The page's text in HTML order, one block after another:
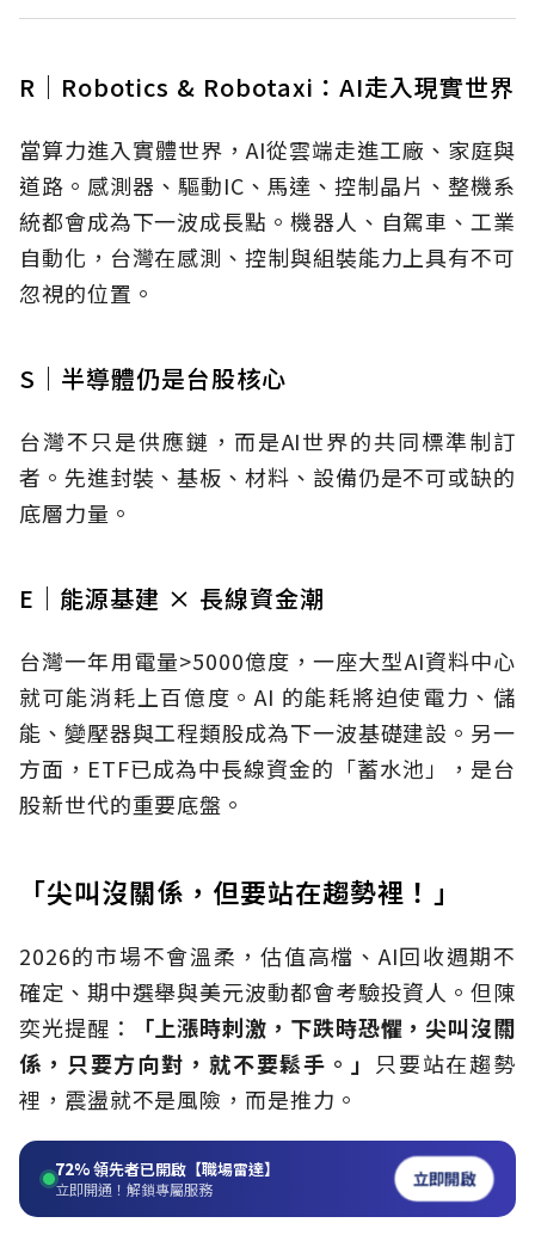
R｜Robotics & Robotaxi：AI走入現實世界
當算力進入實體世界，AI從雲端走進工廠、家庭與
道路。感測器、驅動IC 、馬達、控制晶片、整機系
統都會成為下一波成長點。機器人、自駕車、工業
自動化，台灣在感測、控制與組裝能力上具有不可
忽視的位置。
S｜半導體仍是台股核心
台灣不只是供應鏈，而是AI世界的共同標準制訂
者。先進封裝、基板、材料、設備仍是不可或缺的
底層力量。
E｜能源基建 × 長線資金潮
台灣一年用電量>5000億度，一座大型AI資料中心
就可能消耗上百億度。AI 的能耗將迫使電力、儲
能、變壓器與工程類股成為下一波基礎建設。另一
方面，ETF已成為中長線資金的「蓄水池」，是台
股新世代的重要底盤。
「尖叫沒關係，但要站在趨勢裡！」
2026的市場不會溫柔，估值高檔、AI回收週期不
確定、期中選舉與美元波動都會考驗投資人。但陳
奕光提醒：
「上漲時刺激，下跌時恐懼，尖叫沒關
係，只要方向對，就不要鬆手。」 只要站在趨勢
裡，震盪就不是風險，而是推力。
72%領先者已開啟【職場雷達】
立即開通！解鎖專屬服務 立即開啟